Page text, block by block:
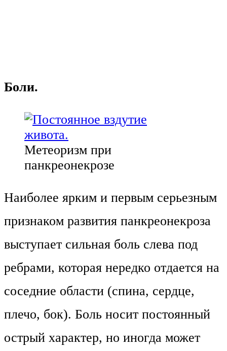
Боли.
Метеоризм при
панкреонекрозе
Наиболее ярким и первым серьезным
признаком развития панкреонекроза
выступает сильная боль слева под
ребрами, которая нередко отдается на
соседние области (спина, сердце,
плечо, бок). Боль носит постоянный
острый характер, но иногда может